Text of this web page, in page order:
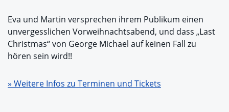
Eva und Martin versprechen ihrem Publikum einen
unvergesslichen Vorweihnachtsabend, und dass „Last
Christmas“ von George Michael auf keinen Fall zu
hören sein wird!!
» Weitere Infos zu Terminen und Tickets